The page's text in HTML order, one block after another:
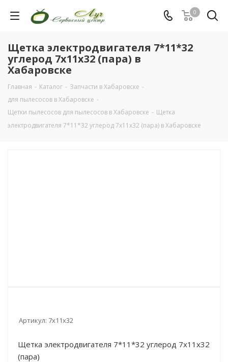
0
Щетка электродвигателя 7*11*32
углерод 7x11x32 (пара) в
Хабаровске
Главная - Каталог - Запчасти в Хабаровске -
для пылесосов в Хабаровске -
Щетки пылесосов для пылесосов в Хабаровске - Щетка
электродвигателя 7*11*32 углерод 7x11x32 (пара) в Хабаровске
Артикул: 7x11x32
Щетка электродвигателя 7*11*32 углерод 7x11x32
(пара)